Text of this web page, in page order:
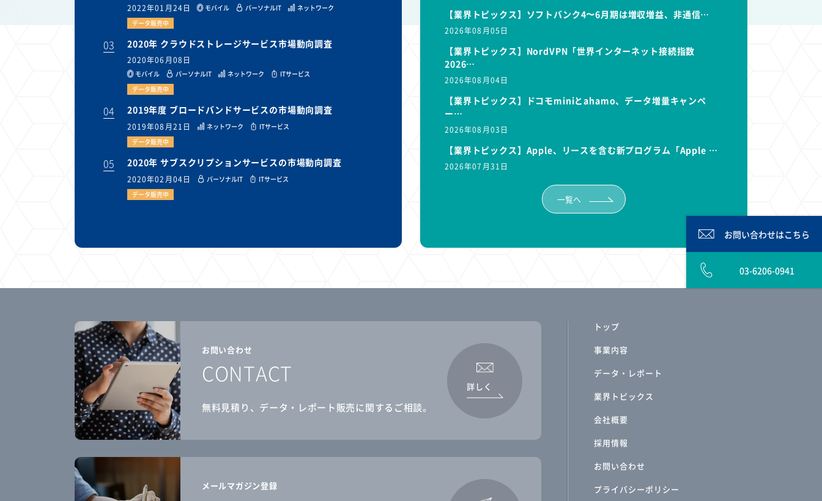
2022年01月24日 モバイル パーソナルIT
ネットワーク
データ販売中
03 2020年 クラウドストレージサービス市場動向調査
2020年06月08日
モバイル パーソナルIT ネットワーク
ITサービス
データ販売中
04 2019年度 ブロードバンドサービスの市場動向調査
2019年08月21日 ネットワーク
ITサービス
データ販売中
05 2020年 サブスクリプションサービスの市場動向調査
2020年02月04日 パーソナルIT
ITサービス
データ販売中
【業界トピックス】ソフトバンク4〜6月期は増収増益、非通信…
2026年08月05日
【業界トピックス】NordVPN「世界インターネット接続指数
2026…
2026年08月04日
【業界トピックス】ドコモminiとahamo、データ増量キャンペ
ー…
2026年08月03日
【業界トピックス】Apple、リースを含む新プログラム「Apple …
2026年07月31日
一覧へ
お問い合わせはこちら
03-6206-0941
お問い合わせ
CONTACT
無料見積り、データ・レポート販売に関するご相談。
詳しく
メールマガジン登録
トップ
事業内容
データ・レポート
業界トピックス
会社概要
採用情報
お問い合わせ
プライバシーポリシー